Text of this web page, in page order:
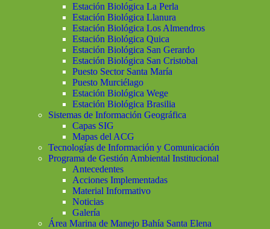
Estación Biológica La Perla
Estación Biológica Llanura
Estación Biológica Los Almendros
Estación Biológica Quica
Estación Biológica San Gerardo
Estación Biológica San Cristobal
Puesto Sector Santa María
Puesto Murciélago
Estación Biológica Wege
Estación Biológica Brasilia
Sistemas de Información Geográfica
Capas SIG
Mapas del ACG
Tecnologías de Información y Comunicación
Programa de Gestión Ambiental Institucional
Antecedentes
Acciones Implementadas
Material Informativo
Noticias
Galería
Área Marina de Manejo Bahía Santa Elena